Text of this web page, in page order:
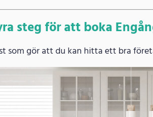
steg för att boka
som gör att du kan hitta ett bra